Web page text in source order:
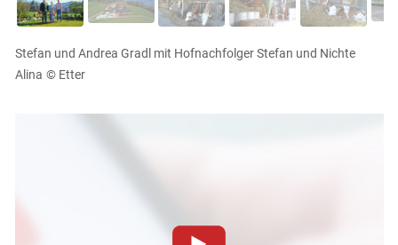
Stefan und Andrea Gradl mit Hofnachfolger Stefan und Nichte
Alina © Etter